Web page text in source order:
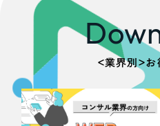
＜業界別＞